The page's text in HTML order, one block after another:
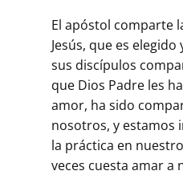
El apóstol comparte
Jesús, que es elegido
sus discípulos
que Dios Padre les
amor, ha sido
nosotros, y estamos
la práctica en
veces cuesta amar a